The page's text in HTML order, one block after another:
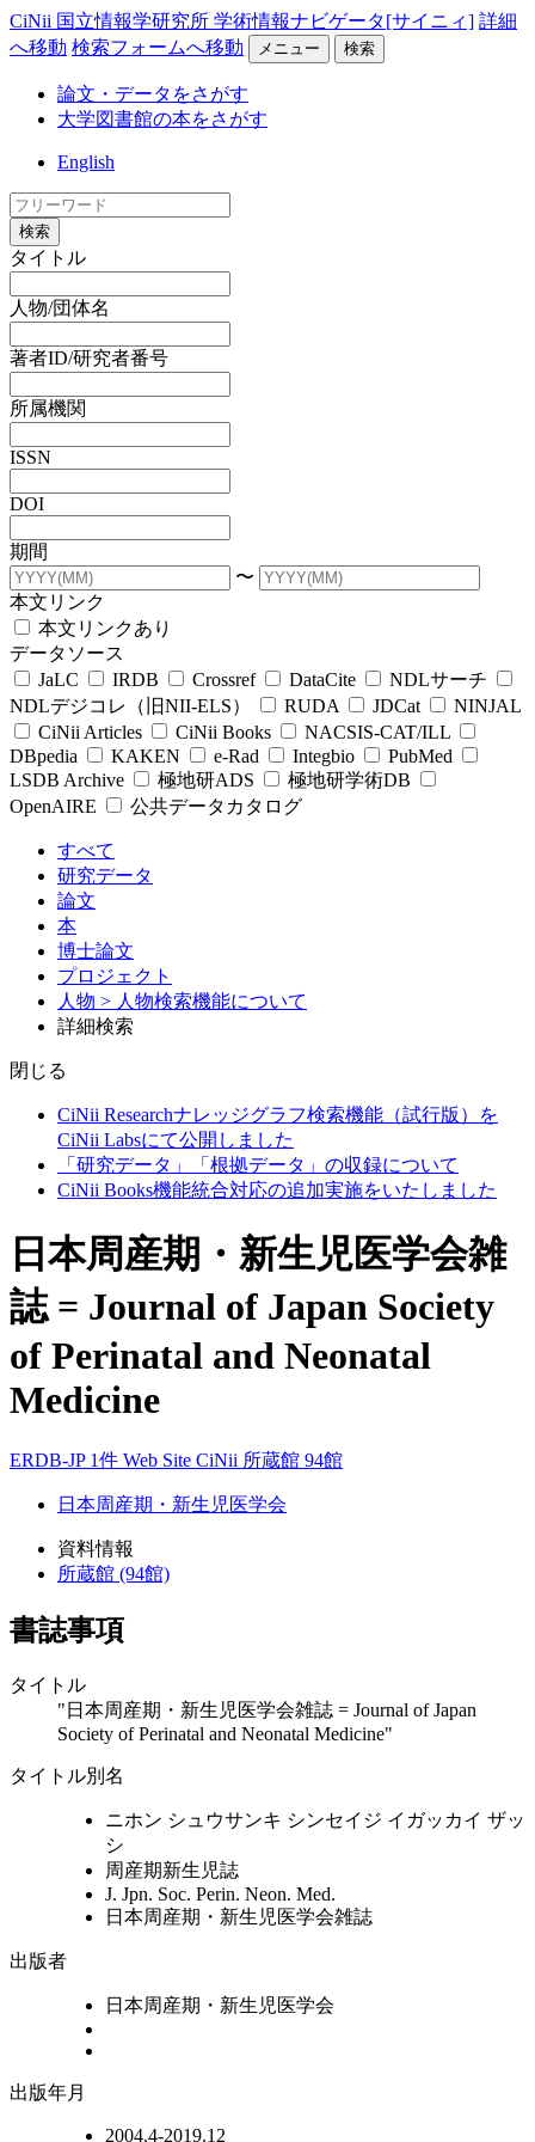
CiNii 国立情報学研究所 学術情報ナビゲータ[サイニィ] 詳細
へ移動 検索フォームへ移動 メニュー 検索
論文・データをさがす
大学図書館の本をさがす
English
検索
タイトル
人物/団体名
著者ID/研究者番号
所属機関
ISSN
DOI
期間
〜
本文リンク
本文リンクあり
データソース
JaLC
IRDB Crossref DataCite
NDLサーチ
NDLデジコレ（旧NII-ELS）
RUDA JDCat
NINJAL
CiNii Articles
CiNii Books
NACSIS-CAT/ILL
DBpedia
KAKEN e-Rad Integbio
PubMed
LSDB Archive
極地研ADS
極地研学術DB
OpenAIRE
公共データカタログ
すべて
研究データ
論文
本
博士論文
プロジェクト
人物 > 人物検索機能について
詳細検索
閉じる
CiNii Researchナレッジグラフ検索機能（試行版）を
CiNii Labsにて公開しました
「研究データ」「根拠データ」の収録について
CiNii Books機能統合対応の追加実施をいたしました
日本周産期・新生児医学会雑
誌 = Journal of Japan Society
of Perinatal and Neonatal
Medicine
ERDB-JP 1件 Web Site CiNii 所蔵館 94館
日本周産期・新生児医学会
資料情報
所蔵館 (94館)
書誌事項
タイトル
"日本周産期・新生児医学会雑誌 = Journal of Japan
Society of Perinatal and Neonatal Medicine"
タイトル別名
ニホン シュウサンキ シンセイジ イガッカイ ザッ
シ
周産期新生児誌
J. Jpn. Soc. Perin. Neon. Med.
日本周産期・新生児医学会雑誌
出版者
日本周産期・新生児医学会
出版年月
2004.4-2019.12